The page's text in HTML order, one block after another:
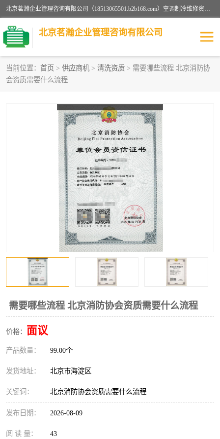
北京茗瀚企业管理咨询有限公司（18513065501.b2b168.com）空调制冷维修资质,油烟管道清洗资质,清洗行业资质公司秉承“顾客至上，锐意进缺的经营理念，我们提供高质量的产品，坚持“客户”的原则为广大客户提供贴心服务。如果你对公司的产品感兴趣，可以联系高经理，我们会用好的产品和服务让您满意。
北京茗瀚企业管理咨询有限公司
当前位置： 首页 > 供应商机 > 清洗资质 > 需要哪些流程 北京消防协
会资质需要什么流程
需要哪些流程 北京消防协会资质需要什么流程
价格： 面议
产品数量： 99.00个
发货地址： 北京市海淀区
关键词： 北京消防协会资质需要什么流程
发布日期： 2026-08-09
阅 读 量： 43
烟道清洗资质
认证服务
防爆电气维修安装资质 空调制冷维修安装资质
矿用设备检修资质